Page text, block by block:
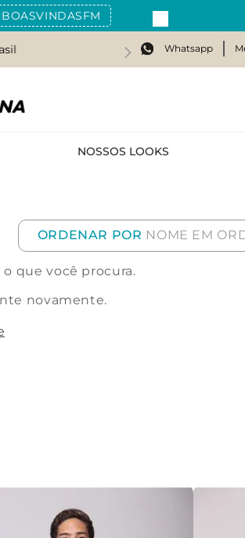
BOASVINDASFM
Whatsapp
NOSSOS LOOKS
ORDENAR POR NOME EM
que você procura.
novamente.